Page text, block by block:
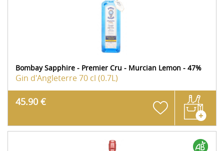
Bombay Sapphire - Premier Cru - Murcian Lemon - 47%
Gin d'Angleterre70 cl (0.7L)
45.90 €